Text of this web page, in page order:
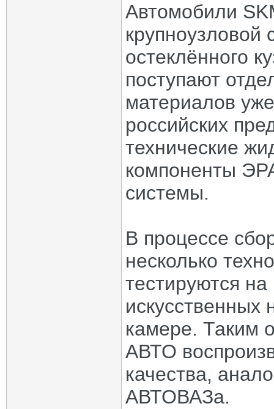
Автомобили
крупноузловой
остеклённого
поступают
материалов
российских
технические
компоненты
системы.
В процессе
несколько
тестируются
искусственных
камере. Таким
АВТО
качества,
АВТОВАЗа.